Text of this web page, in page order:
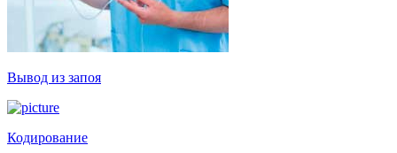
Вывод из запоя
Кодирование